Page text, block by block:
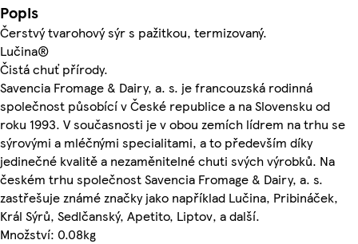
Popis
Čerstvý tvarohový sýr s pažitkou, termizovaný.
Lučina®
Čistá chuť přírody.
Savencia Fromage & Dairy, a. s. je francouzská rodinná
společnost působící v České republice a na Slovensku od
roku 1993. V současnosti je v obou zemích lídrem na trhu se
sýrovými a mléčnými specialitami, a to především díky
jedinečné kvalitě a nezaměnitelné chuti svých výrobků. Na
českém trhu společnost Savencia Fromage & Dairy, a. s.
zastřešuje známé značky jako například Lučina, Pribináček,
Král Sýrů, Sedlčanský, Apetito, Liptov, a další.
Množství: 0.08kg